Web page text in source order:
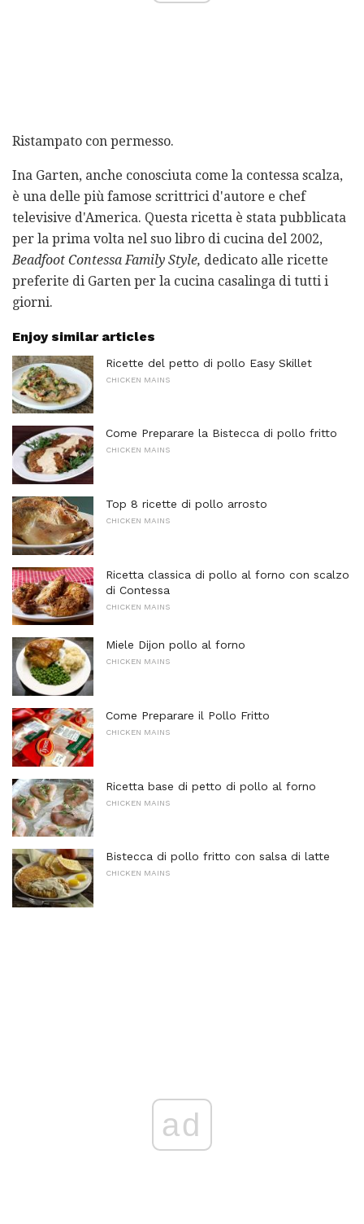
Ristampato con permesso.
Ina Garten, anche conosciuta come la contessa scalza,
è una delle più famose scrittrici d'autore e chef
televisive d'America. Questa ricetta è stata pubblicata
per la prima volta nel suo libro di cucina del 2002,
Beadfoot Contessa Family Style, dedicato alle ricette
preferite di Garten per la cucina casalinga di tutti i
giorni.
Enjoy similar articles
Ricette del petto di pollo Easy Skillet
CHICKEN MAINS
Come Preparare la Bistecca di pollo fritto
CHICKEN MAINS
Top 8 ricette di pollo arrosto
CHICKEN MAINS
Ricetta classica di pollo al forno con scalzo
di Contessa
CHICKEN MAINS
Miele Dijon pollo al forno
CHICKEN MAINS
Come Preparare il Pollo Fritto
CHICKEN MAINS
Ricetta base di petto di pollo al forno
CHICKEN MAINS
Bistecca di pollo fritto con salsa di latte
CHICKEN MAINS
ad